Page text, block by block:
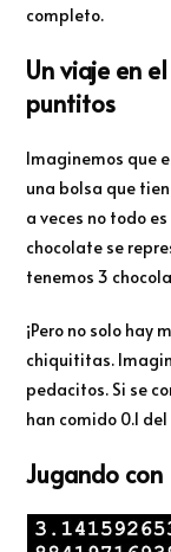
completo.
Un viaje en
puntitos
Imaginemos que
una bolsa que
a veces no todo
chocolate se
tenemos 3
¡Pero no solo hay
chiquititas.
pedacitos. Si se
han comido 0.1
Jugando